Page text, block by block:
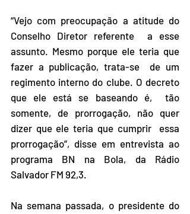
“Vejo com preocupação a atitude do
Conselho Diretor referente  a esse
assunto. Mesmo porque ele teria que
fazer a publicação, trata-se  de um
regimento interno do clube. O decreto
que ele está se baseando é,  tão
somente, de prorrogação, não quer
dizer que ele teria que cumprir  essa
prorrogação”, disse em entrevista ao
programa BN na Bola, da Rádio
Salvador FM 92,3.
Na semana passada, o presidente do